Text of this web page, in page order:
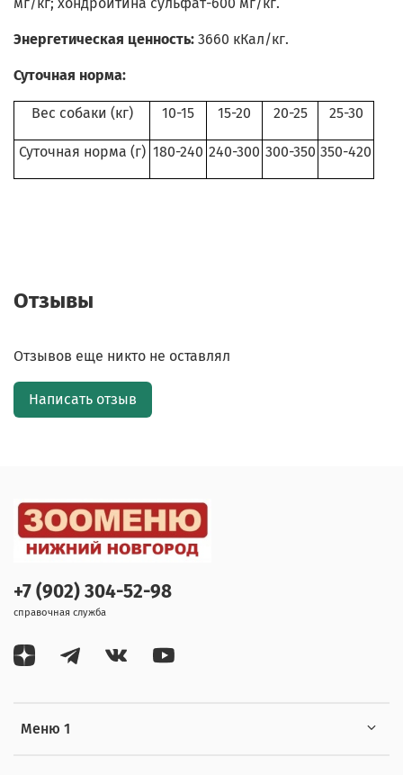
Энергетическая ценность: 3660 кКал/кг.
Суточная норма:
Вес собаки (кг) 10-15 15-20 20-25 25-30
Суточная норма (г) 180-240 240-300 300-350 350-420
Отзывы
Отзывов еще никто не оставлял
Написать отзыв
Меню 1
+7 (902) 304-52-98
справочная служба